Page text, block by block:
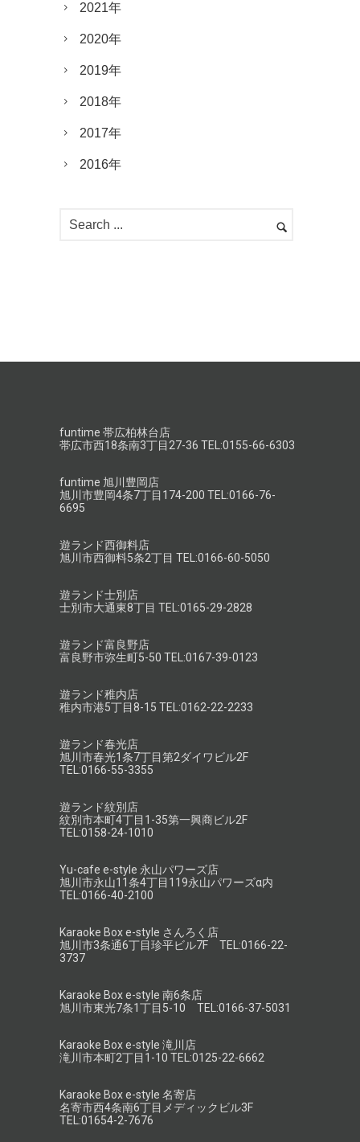
2021年
2020年
2019年
2018年
2017年
2016年
funtime 帯広柏林台店
帯広市西18条南3丁目27-36 TEL:0155-66-6303
funtime 旭川豊岡店
旭川市豊岡4条7丁目174-200 TEL:0166-76-
6695
遊ランド西御料店
旭川市西御料5条2丁目 TEL:0166-60-5050
遊ランド士別店
士別市大通東8丁目 TEL:0165-29-2828
遊ランド富良野店
富良野市弥生町5-50 TEL:0167-39-0123
遊ランド稚内店
稚内市港5丁目8-15 TEL:0162-22-2233
遊ランド春光店
旭川市春光1条7丁目第2ダイワビル2F
TEL:0166-55-3355
遊ランド紋別店
紋別市本町4丁目1-35第一興商ビル2F
TEL:0158-24-1010
Yu-cafe e-style 永山パワーズ店
旭川市永山11条4丁目119永山パワーズα内
TEL:0166-40-2100
Karaoke Box e-style さんろく店
旭川市3条通6丁目珍平ビル7F TEL:0166-22-
3737
Karaoke Box e-style 南6条店
旭川市東光7条1丁目5-10 TEL:0166-37-5031
Karaoke Box e-style 滝川店
滝川市本町2丁目1-10 TEL:0125-22-6662
Karaoke Box e-style 名寄店
名寄市西4条南6丁目メディックビル3F
TEL:01654-2-7676